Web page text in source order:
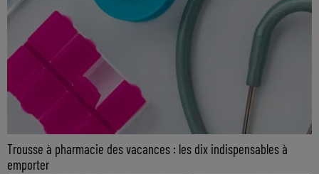
Trousse à pharmacie des vacances : les dix indispensables à
emporter